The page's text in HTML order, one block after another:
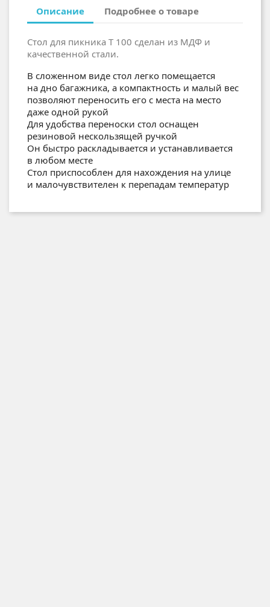
Описание Подробнее о товаре
Стол для пикника Т 100 сделан из МДФ и
качественной стали.
В сложенном виде стол легко помещается
на дно багажника, а компактность и малый вес
позволяют переносить его с места на место
даже одной рукой
Для удобства переноски стол оснащен
резиновой нескользящей ручкой
Он быстро раскладывается и устанавливается
в любом месте
Стол приспособлен для нахождения на улице
и малочувствителен к перепадам температур